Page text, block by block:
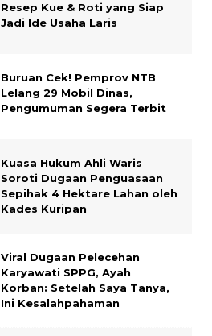
Resep Kue & Roti yang Siap
Jadi Ide Usaha Laris
Buruan Cek! Pemprov NTB
Lelang 29 Mobil Dinas,
Pengumuman Segera Terbit
Kuasa Hukum Ahli Waris
Soroti Dugaan Penguasaan
Sepihak 4 Hektare Lahan oleh
Kades Kuripan
Viral Dugaan Pelecehan
Karyawati SPPG, Ayah
Korban: Setelah Saya Tanya,
Ini Kesalahpahaman